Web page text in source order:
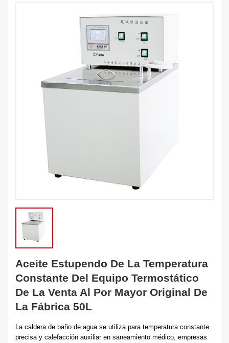
Aceite Estupendo De La Temperatura
Constante Del Equipo Termostático
De La Venta Al Por Mayor Original De
La Fábrica 50L
La caldera de baño de agua se utiliza para temperatura constante
precisa y calefacción auxiliar en saneamiento médico, empresas